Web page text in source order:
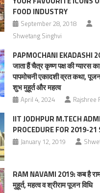
FOOD INDUSTRY
September 28, 2018
Shwetang Singhvi
PAPMOCHANI EKADASHI
जाता हैं चैत्र कृष्ण पक्ष की ग्यारस
पापमोचनी एकादशी व्रत कथा,
शुभ मुहूर्त और महत्व
April 4, 2024 Rajshree
IIT JODHPUR M.TECH
PROCEDURE FOR 2019-21
January 12, 2019
RAM NAVAMI 2019: कब है
मुहूर्त, महत्‍व व श्रीराम पूजन विधि